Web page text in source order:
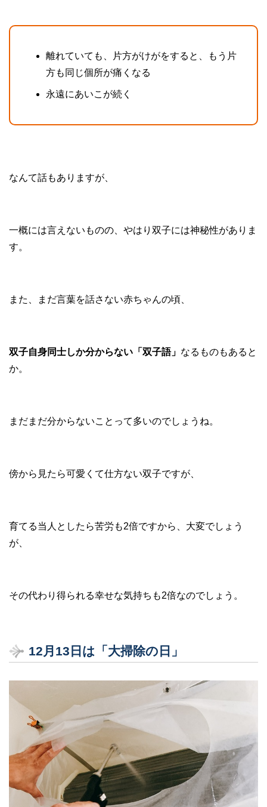
離れていても、片方がけがをすると、もう片
方も同じ個所が痛くなる
永遠にあいこが続く
なんて話もありますが、
一概には言えないものの、やはり双子には神秘性がありま
す。
また、まだ言葉を話さない赤ちゃんの頃、
双子自身同士しか分からない「双子語」 なるものもあると
か。
まだまだ分からないことって多いのでしょうね。
傍から見たら可愛くて仕方ない双子ですが、
育てる当人としたら苦労も2倍ですから、大変でしょう
が、
その代わり得られる幸せな気持ちも2倍なのでしょう。
12月13日は「大掃除の日」